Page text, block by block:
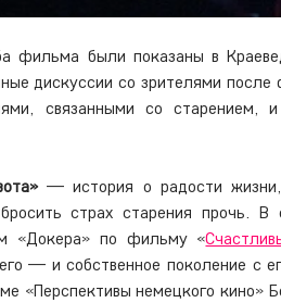
фильма были показаны в
дискуссии со зрителями
связанными со старением,
— история о радости жизни,
страх старения прочь.
«Докера» по фильму «
— и собственное поколение с
«Перспективы немецкого кино»